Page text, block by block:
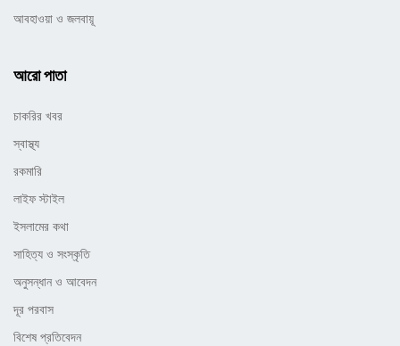
আবহাওয়া ও জলবায়ূ
আরো পাতা
চাকরির খবর
স্বাস্থ্য
রকমারি
লাইফ স্টাইল
ইসলামের কথা
সাহিত্য ও সংস্কৃতি
অনুসন্ধান ও আবেদন
দূর পরবাস
বিশেষ প্রতিবেদন